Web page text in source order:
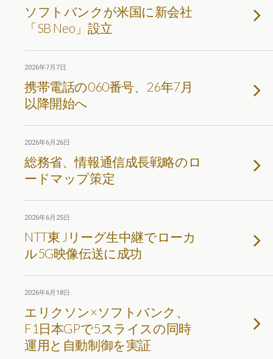
ソフトバンクが米国に新会社
「SB Neo」設立
2026年7月7日
携帯電話の060番号、26年7月
以降開始へ
2026年6月26日
総務省、情報通信成長戦略のロ
ードマップ策定
2026年6月25日
NTT東 Jリーグ生中継でローカ
ル5G映像伝送に成功
2026年6月18日
エリクソン×ソフトバンク、
F1日本GPで5スライスの同時
運用と自動制御を実証